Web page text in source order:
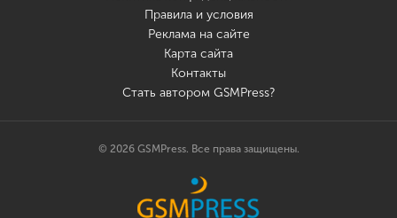
Правила и условия
Реклама на сайте
Карта сайта
Контакты
Стать автором GSMPress?
© 2026 GSMPress. Все права защищены.